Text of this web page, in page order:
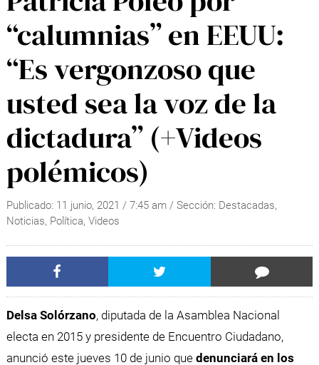
“calumnias” en EEUU:
“Es vergonzoso que
usted sea la voz de la
dictadura” (+Videos
polémicos)
Publicado: 11 junio, 2021 / 7:45 am / Sección: Destacadas,
Noticias, Política, Videos
Delsa Solórzano, diputada de la Asamblea Nacional
electa en 2015 y presidente de Encuentro Ciudadano,
anunció este jueves 10 de junio que denunciará en los